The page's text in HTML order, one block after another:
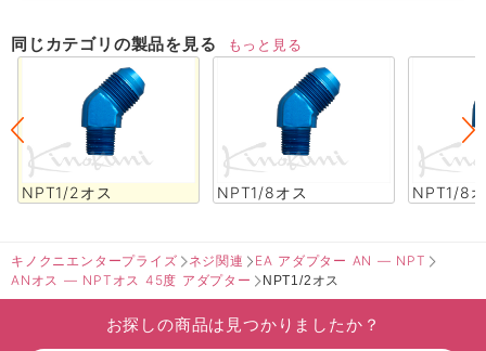
同じカテゴリの製品を見る もっと見る
NPT1/2オス NPT1/8オス NPT1/8
キノクニエンタープライズ ネジ関連
EA アダプター AN ― NPT
ANオス ― NPTオス 45度 アダプター
NPT1/2オス
お探しの商品は見つかりましたか？